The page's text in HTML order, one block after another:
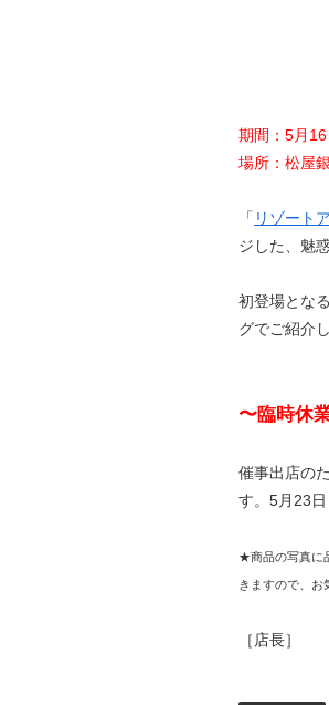
期間：5月16
場所：松屋
「 リゾート
ジした、魅
初登場とな
グでご紹介
〜臨時休
催事出店の
す。5月23
★商品の写真に
きますので、お
［店長］